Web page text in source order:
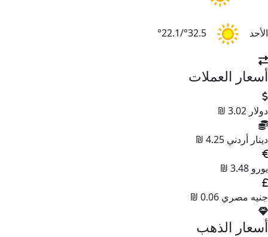
32.5°/22.1°
العملات
3.02 ₪
أردني 4.25 ₪
3.48 ₪
مصري 0.06 ₪
الذهب